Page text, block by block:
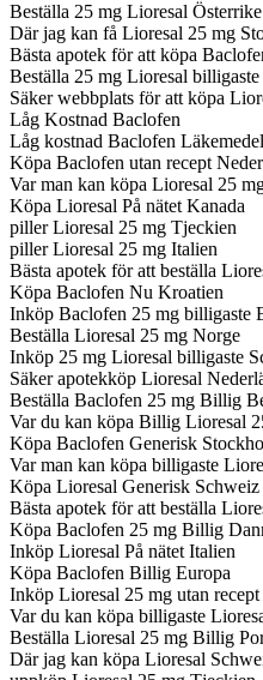
Beställa 25 mg Lioresal Österrike
Där jag kan få Lioresal 25 mg
Bästa apotek för att köpa
Beställa 25 mg Lioresal
Säker webbplats för att köpa
Låg Kostnad Baclofen
Låg kostnad Baclofen Läkemedel
Köpa Baclofen utan recept
Var man kan köpa Lioresal 25
Köpa Lioresal På nätet Kanada
piller Lioresal 25 mg Tjeckien
piller Lioresal 25 mg Italien
Bästa apotek för att beställa
Köpa Baclofen Nu Kroatien
Inköp Baclofen 25 mg billigaste
Beställa Lioresal 25 mg Norge
Inköp 25 mg Lioresal billigaste
Säker apotekköp Lioresal
Beställa Baclofen 25 mg Billig
Var du kan köpa Billig Lioresal
Köpa Baclofen Generisk
Var man kan köpa billigaste
Köpa Lioresal Generisk Schweiz
Bästa apotek för att beställa
Köpa Baclofen 25 mg Billig
Inköp Lioresal På nätet Italien
Köpa Baclofen Billig Europa
Inköp Lioresal 25 mg utan recept
Var du kan köpa billigaste
Beställa Lioresal 25 mg Billig
Där jag kan köpa Lioresal